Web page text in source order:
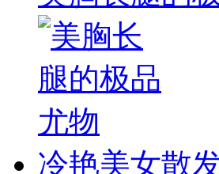
冷艳美女散